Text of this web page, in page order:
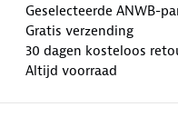
Geselecteerde ANWB-
Gratis verzending
30 dagen kosteloos
Altijd voorraad